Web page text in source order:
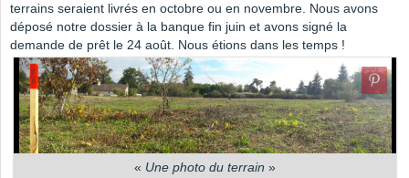
terrains seraient livrés en octobre ou en novembre. Nous avons
déposé notre dossier à la banque fin juin et avons signé la
demande de prêt le 24 août. Nous étions dans les temps !
« Une photo du terrain »